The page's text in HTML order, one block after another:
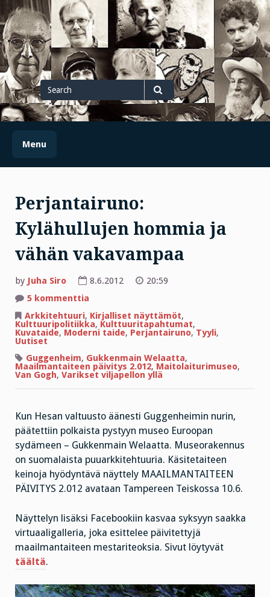
Skip
to
content
Search
for
Search
Menu
Perjantairuno:
Kylähullujen hommia ja
vähän vakavampaa
by Juha Siro 8.6.2012
20:59
5 kommenttia
Kylähullujen
hommia
ja
Arkkitehtuuri, Kirjalliset näyttämöt,
Kulttuuripolitiikka, Kulttuuritapahtumat,
Kuvataide, Moderni taide, Perjantairuno, Tyyli,
Uutiset
Guggenheim, Gukkenmain Welaatta,
Maailmantaiteen päivitys 2.012, Maitolaiturimuseo,
Van Gogh, Varikset viljapellon yllä
Kun Hesan valtuusto äänesti Guggenheimin nurin,
päätettiin polkaista pystyyn museo Euroopan
sydämeen – Gukkenmain Welaatta. Museorakennus
on suomalaista puuarkkitehtuuria. Käsitetaiteen
keinoja hyödyntävä näyttely MAAILMANTAITEEN
PÄIVITYS 2.012 avataan Tampereen Teiskossa 10.6.
Näyttelyn lisäksi Facebookiin kasvaa syksyyn saakka
virtuaaligalleria, joka esittelee päivitettyjä
maailmantaiteen mestariteoksia. Sivut löytyvät
täältä.